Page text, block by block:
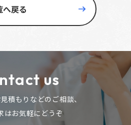
へ戻る
us
積もりなどのご相談、
はお気軽にどうぞ